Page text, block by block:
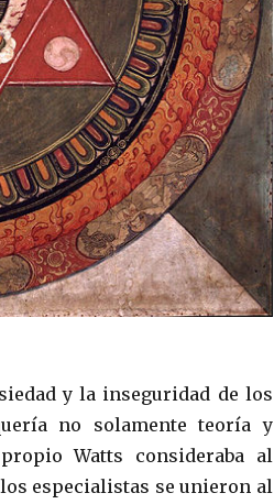
y la inseguridad de los
no solamente teoría y
Watts consideraba al
especialistas se unieron al